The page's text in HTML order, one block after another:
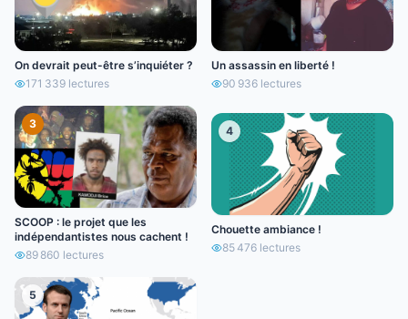
On devrait peut-être s’inquiéter ?
171 339 lectures
Un assassin en liberté !
90 936 lectures
3
SCOOP : le projet que les
indépendantistes nous cachent !
89 860 lectures
4
Chouette ambiance !
85 476 lectures
5